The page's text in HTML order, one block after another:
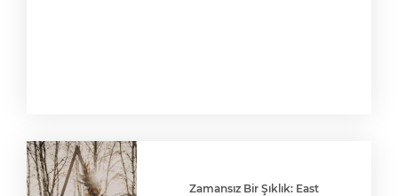
Zamansız Bir Şıklık: East